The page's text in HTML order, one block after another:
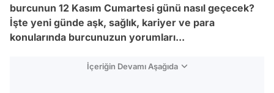
burcunun 12 Kasım Cumartesi günü nasıl geçecek?
İşte yeni günde aşk, sağlık, kariyer ve para
konularında burcunuzun yorumları...
İçeriğin Devamı Aşağıda